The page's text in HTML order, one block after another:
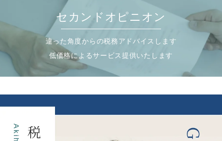
セカンドオピニオン
違った角度からの税務アドバイスします
低価格によるサービス提供いたします